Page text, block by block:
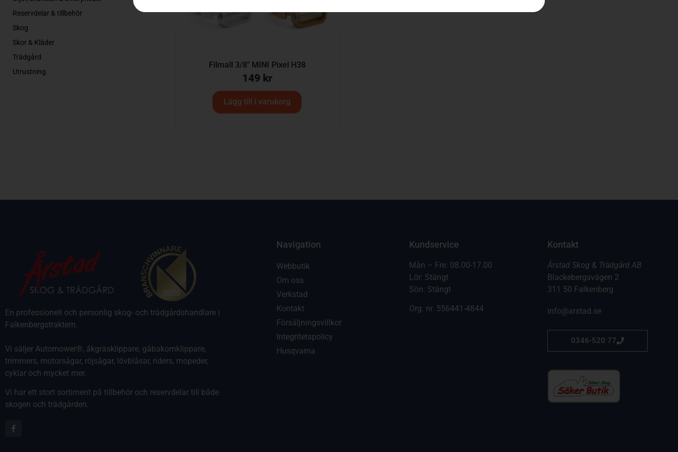
Reservdelar & tillbehör
Skog
Skor & Kläder
Trädgård
Utrustning
Filmall 3/8″ MINI Pixel H38
149 kr
Lägg till i varukorg
En professionell och personlig skog- och trädgårdshandlare i
Falkenbergstraktern.
Vi säljer Automower®, åkgräsklippare, gåbakomklippare,
trimmers, motorsågar, röjsågar, lövblåsar, riders, mopeder,
cyklar och mycket mer.
Vi har ett stort sortiment på tillbehör och reservdelar till både
skogen och trädgården.
Navigation
Webbutik
Om oss
Verkstad
Kontakt
Försäljningsvillkor
Integritetspolicy
Husqvarna
Kundservice
Mån – Fre: 08.00-17.00
Lör: Stängt
Sön: Stängt
Org. nr. 556441-4844
Kontakt
Årstad Skog & Trädgård AB
Blackebergsvägen 2
311 50 Falkenberg
info@arstad.se
0346-520 77